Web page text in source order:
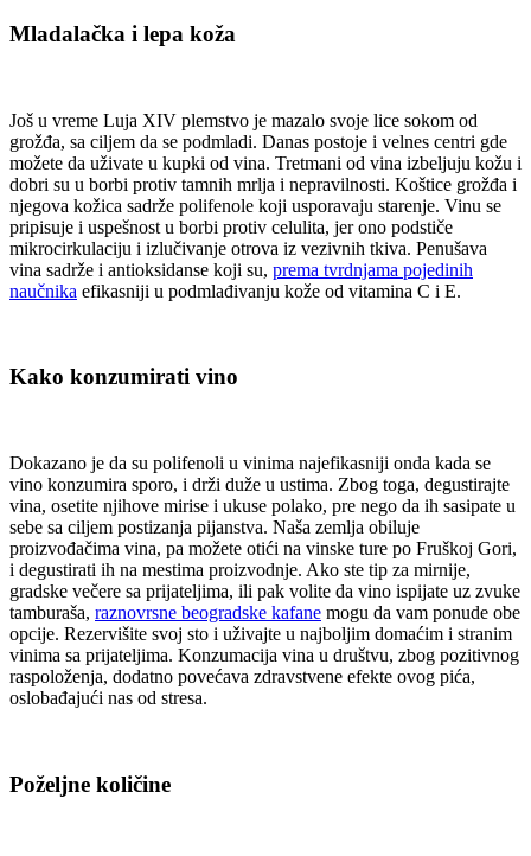
Mladalačka i lepa koža
Još u vreme Luja XIV plemstvo je mazalo svoje lice sokom od
grožđa, sa ciljem da se podmladi. Danas postoje i velnes centri gde
možete da uživate u kupki od vina. Tretmani od vina izbeljuju kožu i
dobri su u borbi protiv tamnih mrlja i nepravilnosti. Koštice grožđa i
njegova kožica sadrže polifenole koji usporavaju starenje. Vinu se
pripisuje i uspešnost u borbi protiv celulita, jer ono podstiče
mikrocirkulaciju i izlučivanje otrova iz vezivnih tkiva. Penušava
vina sadrže i antioksidanse koji su, prema tvrdnjama pojedinih
naučnika efikasniji u podmlađivanju kože od vitamina C i E.
Kako konzumirati vino
Dokazano je da su polifenoli u vinima najefikasniji onda kada se
vino konzumira sporo, i drži duže u ustima. Zbog toga, degustirajte
vina, osetite njihove mirise i ukuse polako, pre nego da ih sasipate u
sebe sa ciljem postizanja pijanstva. Naša zemlja obiluje
proizvođačima vina, pa možete otići na vinske ture po Fruškoj Gori,
i degustirati ih na mestima proizvodnje. Ako ste tip za mirnije,
gradske večere sa prijateljima, ili pak volite da vino ispijate uz zvuke
tamburaša, raznovrsne beogradske kafane mogu da vam ponude obe
opcije. Rezervišite svoj sto i uživajte u najboljim domaćim i stranim
vinima sa prijateljima. Konzumacija vina u društvu, zbog pozitivnog
raspoloženja, dodatno povećava zdravstvene efekte ovog pića,
oslobađajući nas od stresa.
Poželjne količine